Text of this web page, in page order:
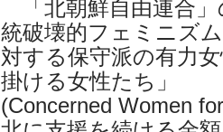
「北朝鮮自由連合
統破壊的フェミニズ
対する保守派の有力
掛ける女性たち」
(Concerned Women